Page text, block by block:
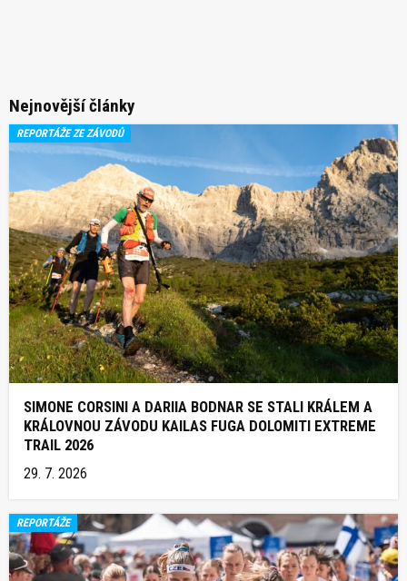
Nejnovější články
REPORTÁŽE ZE ZÁVODŮ
SIMONE CORSINI A DARIIA BODNAR SE STALI KRÁLEM A
KRÁLOVNOU ZÁVODU KAILAS FUGA DOLOMITI EXTREME
TRAIL 2026
29. 7. 2026
REPORTÁŽE